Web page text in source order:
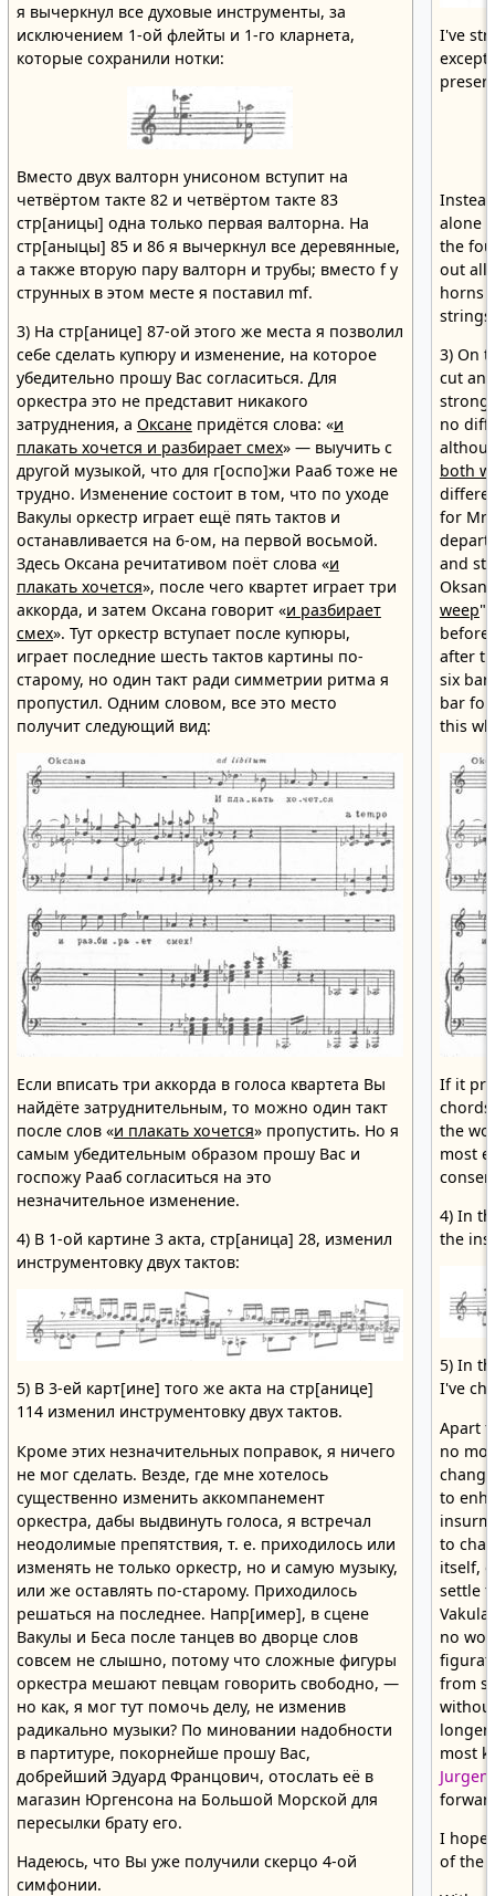
я вычеркнул все духовые инструменты, за
исключением 1-ой флейты и 1-го кларнета,
которые сохранили нотки:
Вместо двух валторн унисоном вступит на
четвёртом такте 82 и четвёртом такте 83
стр[аницы] одна только первая валторна. На
стр[аныцы] 85 и 86 я вычеркнул все деревянные,
а также вторую пару валторн и трубы; вместо f у
струнных в этом месте я поставил mf.
3) На стр[анице] 87-ой этого же места я позволил
себе сделать купюру и изменение, на которое
убедительно прошу Вас согласиться. Для
оркестра это не представит никакого
затруднения, а Оксанепридётся слова: «и
плакать хочется и разбирает смех» — выучить с
другой музыкой, что для г[оспо]жи Рааб тоже не
трудно. Изменение состоит в том, что по уходе
Вакулы оркестр играет ещё пять тактов и
останавливается на 6-ом, на первой восьмой.
Здесь Оксана речитативом поёт слова «и
плакать хочется», после чего квартет играет три
аккорда, и затем Оксана говорит «и разбирает
смех». Тут оркестр вступает после купюры,
играет последние шесть тактов картины по-
старому, но один такт ради симметрии ритма я
пропустил. Одним словом, все это место
получит следующий вид:
Если вписать три аккорда в голоса квартета Вы
найдёте затруднительным, то можно один такт
после слов «и плакать хочется» пропустить. Но я
самым убедительным образом прошу Вас и
госпожу Рааб согласиться на это
незначительное изменение.
4) В 1-ой картине 3 акта, стр[аница] 28, изменил
инструментовку двух тактов:
5) В 3-ей карт[ине] того же акта на стр[анице]
114 изменил инструментовку двух тактов.
Кроме этих незначительных поправок, я ничего
не мог сделать. Везде, где мне хотелось
существенно изменить аккомпанемент
оркестра, дабы выдвинуть голоса, я встречал
неодолимые препятствия, т. е. приходилось или
изменять не только оркестр, но и самую музыку,
или же оставлять по-старому. Приходилось
решаться на последнее. Напр[имер], в сцене
Вакулы и Беса после танцев во дворце слов
совсем не слышно, потому что сложные фигуры
оркестра мешают певцам говорить свободно, —
но как, я мог тут помочь делу, не изменив
радикально музыки? По миновании надобности
в партитуре, покорнейше прошу Вас,
добрейший Эдуард Францович, отослать её в
магазин Юргенсона на Большой Морской для
пересылки брату его.
Надеюсь, что Вы уже получили скерцо 4-ой
симфонии.
I've
alone
the
out all
horns
3) On
cut
no
both
for
and
weep",
before
after
six
bar for
this
If it
the
most
4) In
the
5) In
I've
Apart
no
to
to
itself,
settle
no
from
longer
most
I hope
of the